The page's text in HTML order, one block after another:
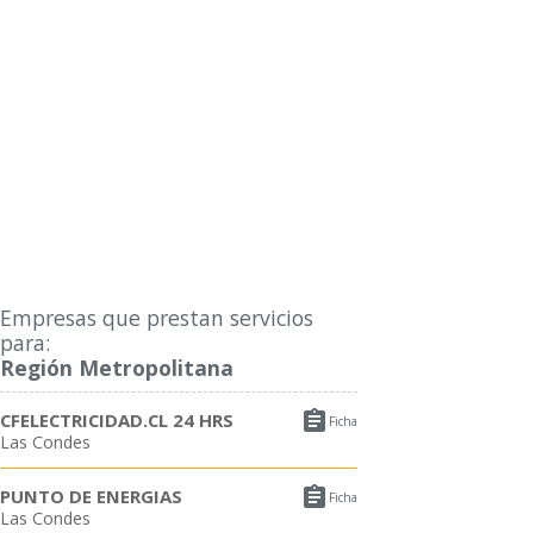
Empresas que prestan servicios
para:
Región Metropolitana
 Ficha
CFELECTRICIDAD.CL 24 HRS
Las Condes
 Ficha
PUNTO DE ENERGIAS
Las Condes